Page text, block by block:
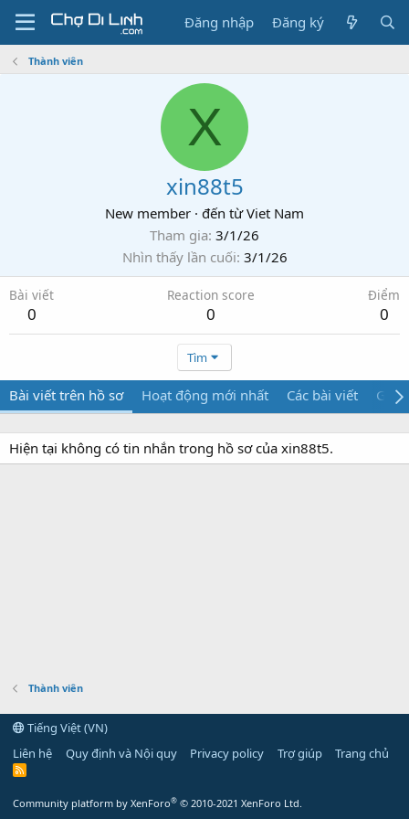
Đăng nhập Đăng ký
Thành viên
X
xin88t5
New member · đến từ Viet Nam
Tham gia 3/1/26
Nhìn thấy lần cuối 3/1/26
Bài viết
0
Reaction score
0
Điểm
0
Tìm
Bài viết trên hồ sơ Hoạt động mới nhất Các bài viết Giới
Hiện tại không có tin nhắn trong hồ sơ của xin88t5.
Thành viên
Tiếng Việt (VN)
Liên hệ
Quy định và Nội quy Privacy policy Trợ giúp Trang chủ
R
Community platform by XenForo® © 2010-2021 XenForo Ltd.